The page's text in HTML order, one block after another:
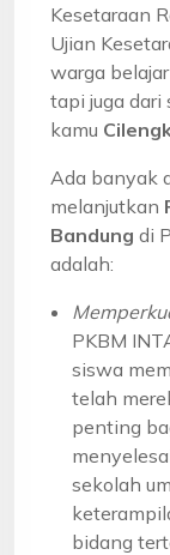
Kesetaraan
Ujian
warga
tapi juga dari
kamu
Ada banyak
melanjutkan
Bandung di
adalah:
PKBM
siswa
telah
penting
sekolah
bidang